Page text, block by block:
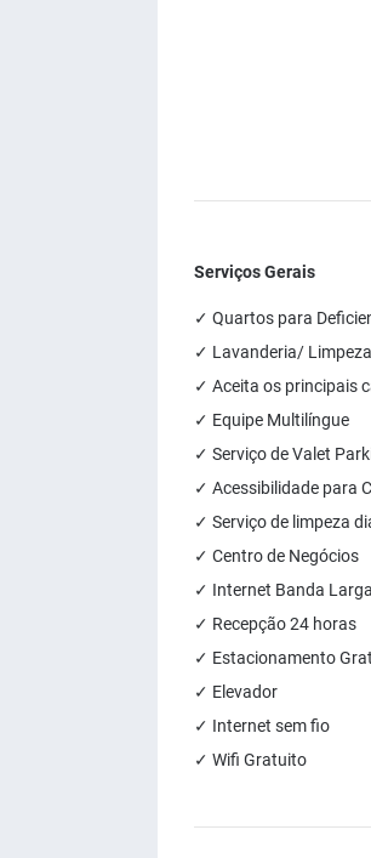
Serviços Gerais
✓ Quartos para
✓ Lavanderia/
✓ Aceita os principais
✓ Equipe Multilíngue
✓ Serviço de Valet
✓ Acessibilidade para
✓ Serviço de limpeza
✓ Centro de Negócios
✓ Internet Banda Larga
✓ Recepção 24 horas
✓ Estacionamento
✓ Elevador
✓ Internet sem fio
✓ Wifi Gratuito